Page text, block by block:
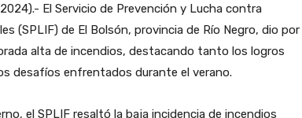
2024).- El Servicio de Prevención y Lucha contra
(SPLIF) de El Bolsón, provincia de Río Negro, dio por
alta de incendios, destacando tanto los logros
desafíos enfrentados durante el verano.
el SPLIF resaltó la baja incidencia de incendios